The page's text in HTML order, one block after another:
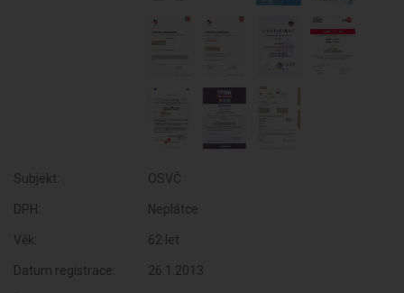
Subjekt: OSVČ
DPH: Neplátce
Věk: 62 let
Datum registrace: 26.1.2013